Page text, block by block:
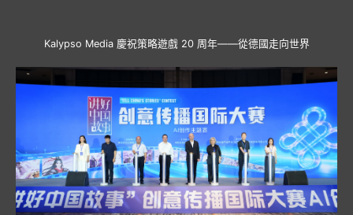
Kalypso Media 慶祝策略遊戲 20 周年——從德國走向世界